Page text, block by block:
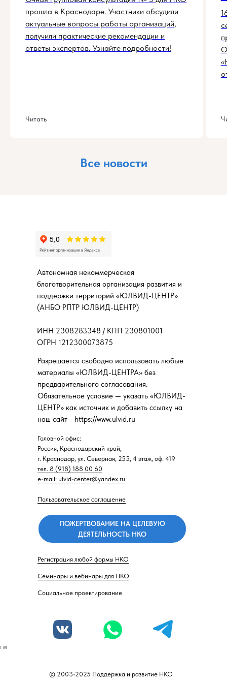
прошла в Краснодаре. Участники обсудили
актуальные вопросы работы организаций,
получили практические рекомендации и
ответы экспертов. Узнайте подробности!
Читать
Все новости
и
© 2003-2025 Поддержка и развитие НКО
Регистрация любой формы НКО
Семинары и вебинары для НКО
Социальное проектирование
Головной офис:
Россия, Краснодарский край,
г. Краснодар, ул. Северная, 255, 4 этаж, оф. 419
тел. 8 (918) 188 00 60
e-mail: ulvid-center@yandex.ru
Пользовательское соглашение
Разрешается свободно использовать любые
материалы «ЮЛВИД-ЦЕНТРА» без
предварительного согласования.
Обязательное условие — указать «ЮЛВИД-
ЦЕНТР» как источник и добавить ссылку на
наш сайт - https://www.ulvid.ru
Автономная некоммерческая
благотворительная организация развития и
поддержки территорий «ЮЛВИД-ЦЕНТР»
(АНБО РПТР ЮЛВИД-ЦЕНТР)
ИНН 2308283348 / КПП 230801001
ОГРН 1212300073875
ПОЖЕРТВОВАНИЕ НА ЦЕЛЕВУЮ
ДЕЯТЕЛЬНОСТЬ НКО